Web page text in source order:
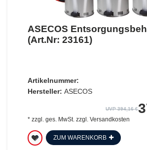
ASECOS
(Art.Nr: 23161)
Artikelnummer:
Hersteller: ASECOS
UVP 394,16 €
* zzgl. ges. MwSt.zzgl. Versandkosten
ZUM WARENKORB